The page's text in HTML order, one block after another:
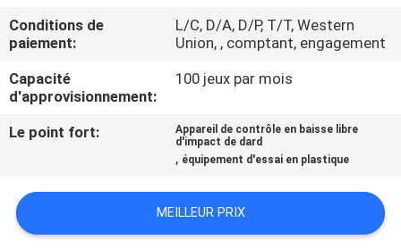
DEMANDEZ
CITATION
PLAN
SITE
Conditions de
paiement:
L/C, D/A, D/P, T/T, Western
Union, , comptant, engagement
Capacité
d'approvisionnement:
100 jeux par mois
Le point fort:
Appareil de contrôle en baisse libre
d'impact de dard
, équipement d'essai en plastique
MEILLEUR PRIX